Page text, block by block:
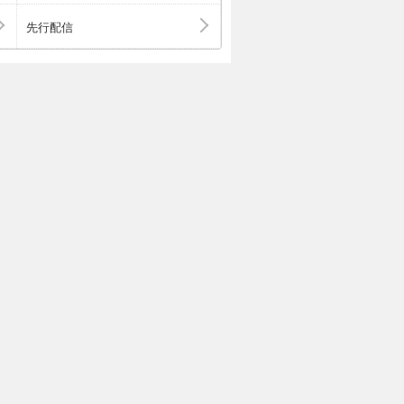
違いがあるか
しまう（突然
る。逆に言え
先行配信